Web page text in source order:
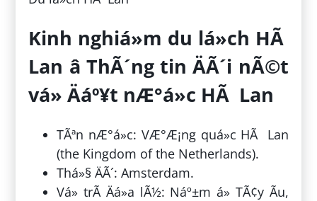
Kinh nghiá»m du lá»ch HÃ
Lan â ThÃ´ng tin ÄÃ´i nÃ©t
vá» Äáº¥t nÆ°á»c HÃ Lan
TÃªn nÆ°á»c: VÆ°Æ¡ng quá»c HÃ Lan
(the Kingdom of the Netherlands).
Thá»§ ÄÃ´: Amsterdam.
Vá» trÃ­ Äá»a lÃ½: Náº±m á» TÃ¢y Ãu,